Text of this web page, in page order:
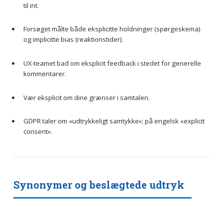
til int.
Forsøget målte både eksplicitte holdninger (spørgeskema)
og implicitte bias (reaktionstider).
UX-teamet bad om eksplicit feedback i stedet for generelle
kommentarer.
Vær eksplicit om dine grænser i samtalen.
GDPR taler om «udtrykkeligt samtykke»; på engelsk «explicit
consent».
Synonymer og beslægtede udtryk